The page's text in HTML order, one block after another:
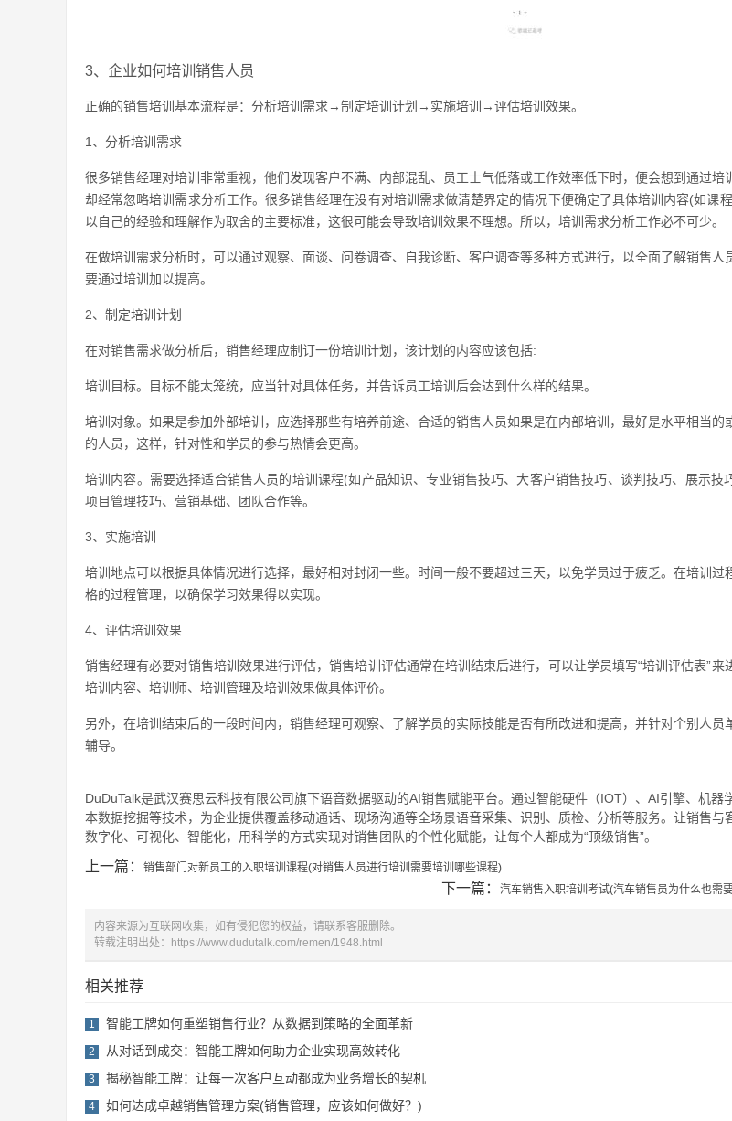
3、企业如何培训销售人员
正确的销售培训基本流程是：分析培训需求→制定培训计划→实施培训→评估培训效果。
1、分析培训需求
很多销售经理对培训非常重视，他们发现客户不满、内部混乱、员工士气低落或工作效率低下时，便会想到通过培
却经常忽略培训需求分析工作。很多销售经理在没有对培训需求做清楚界定的情况下便确定了具体培训内容(如课
以自己的经验和理解作为取舍的主要标准，这很可能会导致培训效果不理想。所以，培训需求分析工作必不可少。
在做培训需求分析时，可以通过观察、面谈、问卷调查、自我诊断、客户调查等多种方式进行，以全面了解销售人
要通过培训加以提高。
2、制定培训计划
在对销售需求做分析后，销售经理应制订一份培训计划，该计划的内容应该包括:
培训目标。目标不能太笼统，应当针对具体任务，并告诉员工培训后会达到什么样的结果。
培训对象。如果是参加外部培训，应选择那些有培养前途、合适的销售人员如果是在内部培训，最好是水平相当的
的人员，这样，针对性和学员的参与热情会更高。
培训内容。需要选择适合销售人员的培训课程(如产品知识、专业销售技巧、大客户销售技巧、谈判技巧、展示技
项目管理技巧、营销基础、团队合作等。
3、实施培训
培训地点可以根据具体情况进行选择，最好相对封闭一些。时间一般不要超过三天，以免学员过于疲乏。在培训过
格的过程管理，以确保学习效果得以实现。
4、评估培训效果
销售经理有必要对销售培训效果进行评估，销售培训评估通常在培训结束后进行，可以让学员填写“培训评估表”来
培训内容、培训师、培训管理及培训效果做具体评价。
另外，在培训结束后的一段时间内，销售经理可观察、了解学员的实际技能是否有所改进和提高，并针对个别人员
辅导。
DuDuTalk是武汉赛思云科技有限公司旗下语音数据驱动的AI销售赋能平台。通过智能硬件（IOT）、AI引擎、机器
本数据挖掘等技术，为企业提供覆盖移动通话、现场沟通等全场景语音采集、识别、质检、分析等服务。让销售与
数字化、可视化、智能化，用科学的方式实现对销售团队的个性化赋能，让每个人都成为“顶级销售”。
上一篇： 销售部门对新员工的入职培训课程(对销售人员进行培训需要培训哪些课程)
下一篇： 汽车销售入职培训考试(汽车销售员为什么也需
内容来源为互联网收集，如有侵犯您的权益，请联系客服删除。
转载注明出处：
https://www.dudutalk.com/remen/1948.html
相关推荐
1 智能工牌如何重塑销售行业？从数据到策略的全面革新
2 从对话到成交：智能工牌如何助力企业实现高效转化
3 揭秘智能工牌：让每一次客户互动都成为业务增长的契机
4 如何达成卓越销售管理方案(销售管理，应该如何做好？)